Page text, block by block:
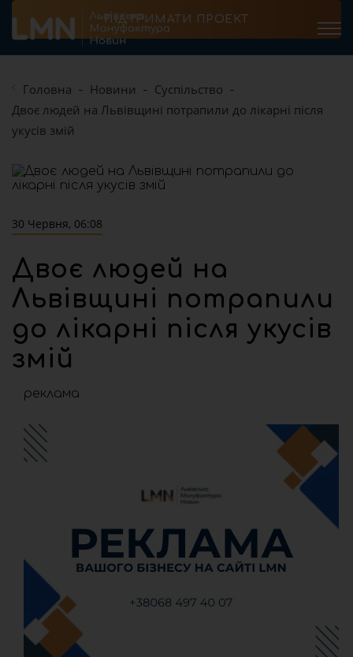
ПІДТРИМАТИ ПРОЕКТ
Головна Новини
Суспільство
Двоє людей на Львівщині потрапили до лікарні після
укусів змій
30 Червня, 06:08
Двоє людей на
Львівщині потрапили
до лікарні після укусів
змій
реклама